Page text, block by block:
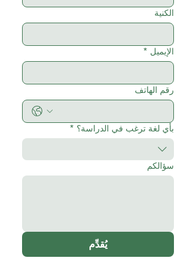
الكنية
الإيميل *
رقم الهاتف
بأي لغة ترغب في الدراسة؟ *
سؤالكم
يُقدِّم